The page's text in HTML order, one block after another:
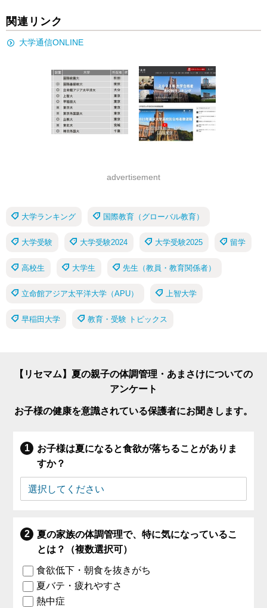
関連リンク
大学通信ONLINE
advertisement
大学ランキング 国際教育（グローバル教育）
大学受験 大学受験2024 大学受験2025 留学
高校生 大学生 先生（教員・教育関係者）
立命館アジア太平洋大学（APU） 上智大学
早稲田大学 教育・受験 トピックス
【リセマム】夏の親子の体調管理・あまさけについての
アンケート
お子様の健康を意識されている保護者にお聞きします。
お子様は夏になると食欲が落ちることがありま
すか？
夏の家族の体調管理で、特に気になっているこ
とは？（複数選択可）
食欲低下・朝食を抜きがち
夏バテ・疲れやすさ
熱中症